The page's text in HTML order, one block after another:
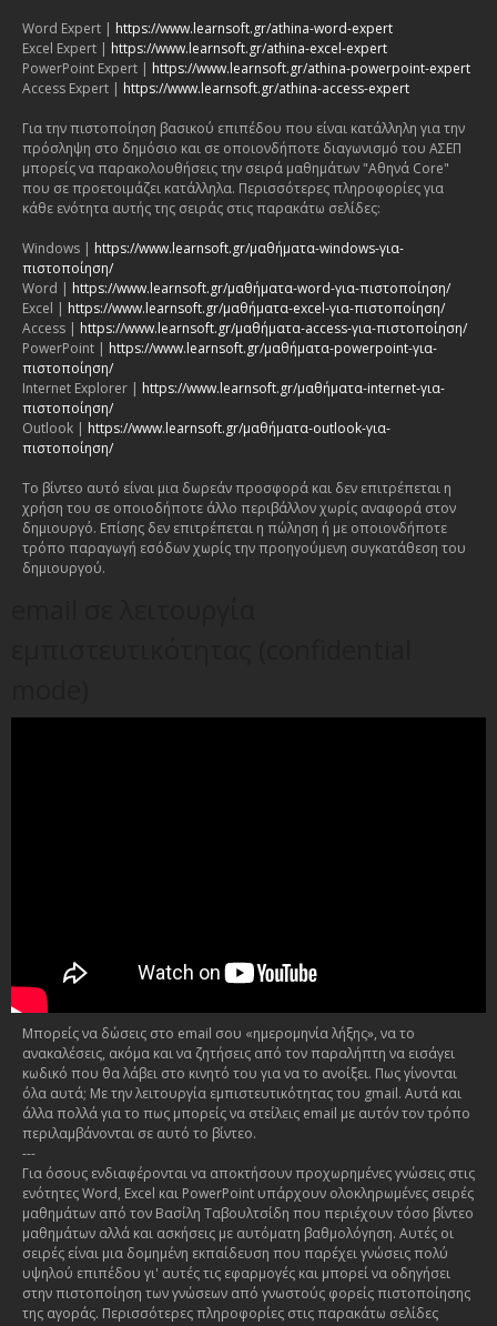
Word Expert | https://www.learnsoft.gr/athina-word-expert
Excel Expert | https://www.learnsoft.gr/athina-excel-expert
PowerPoint Expert | https://www.learnsoft.gr/athina-powerpoint-expert
Access Expert | https://www.learnsoft.gr/athina-access-expert
Για την πιστοποίηση βασικού επιπέδου που είναι κατάλληλη για την
πρόσληψη στο δημόσιο και σε οποιονδήποτε διαγωνισμό του ΑΣΕΠ
μπορείς να παρακολουθήσεις την σειρά μαθημάτων "Αθηνά Core"
που σε προετοιμάζει κατάλληλα. Περισσότερες πληροφορίες για
κάθε ενότητα αυτής της σειράς στις παρακάτω σελίδες:
Windows | https://www.learnsoft.gr/μαθήματα-windows-για-
πιστοποίηση/
Word | https://www.learnsoft.gr/μαθήματα-word-για-πιστοποίηση/
Excel | https://www.learnsoft.gr/μαθήματα-excel-για-πιστοποίηση/
Access | https://www.learnsoft.gr/μαθήματα-access-για-πιστοποίηση/
PowerPoint | https://www.learnsoft.gr/μαθήματα-powerpoint-για-
πιστοποίηση/
Internet Explorer | https://www.learnsoft.gr/μαθήματα-internet-για-
πιστοποίηση/
Outlook | https://www.learnsoft.gr/μαθήματα-outlook-για-
πιστοποίηση/
Το βίντεο αυτό είναι μια δωρεάν προσφορά και δεν επιτρέπεται η
χρήση του σε οποιοδήποτε άλλο περιβάλλον χωρίς αναφορά στον
δημιουργό. Επίσης δεν επιτρέπεται η πώληση ή με οποιονδήποτε
τρόπο παραγωγή εσόδων χωρίς την προηγούμενη συγκατάθεση του
δημιουργού.
Μπορείς να δώσεις στο email σου «ημερομηνία λήξης», να το
ανακαλέσεις, ακόμα και να ζητήσεις από τον παραλήπτη να εισάγει
κωδικό που θα λάβει στο κινητό του για να το ανοίξει. Πως γίνονται
όλα αυτά; Με την λειτουργία εμπιστευτικότητας του gmail. Αυτά και
άλλα πολλά για το πως μπορείς να στείλεις email με αυτόν τον τρόπο
περιλαμβάνονται σε αυτό το βίντεο.
---
Για όσους ενδιαφέρονται να αποκτήσουν προχωρημένες γνώσεις στις
ενότητες Word, Excel και PowerPoint υπάρχουν ολοκληρωμένες σειρές
μαθημάτων από τον Βασίλη Ταβουλτσίδη που περιέχουν τόσο βίντεο
μαθημάτων αλλά και ασκήσεις με αυτόματη βαθμολόγηση. Αυτές οι
σειρές είναι μια δομημένη εκπαίδευση που παρέχει γνώσεις πολύ
υψηλού επιπέδου γι' αυτές τις εφαρμογές και μπορεί να οδηγήσει
στην πιστοποίηση των γνώσεων από γνωστούς φορείς πιστοποίησης
της αγοράς. Περισσότερες πληροφορίες στις παρακάτω σελίδες